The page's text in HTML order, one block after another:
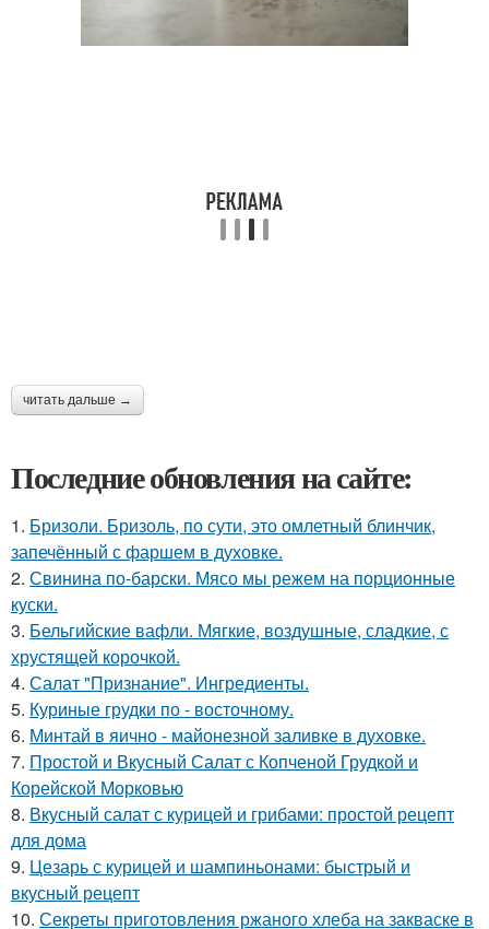
читать дальше →
Последние обновления на сайте:
1. Бризоли. Бризоль, по сути, это омлетный блинчик,
запечённый с фаршем в духовке.
2. Свинина по-барски. Мясо мы режем на порционные
куски.
3. Бельгийские вафли. Мягкие, воздушные, сладкие, с
хрустящей корочкой.
4. Салат "Признание". Ингредиенты.
5. Куриные грудки по - восточному.
6. Минтай в яично - майонезной заливке в духовке.
7. Простой и Вкусный Салат с Копченой Грудкой и
Корейской Морковью
8. Вкусный салат с курицей и грибами: простой рецепт
для дома
9. Цезарь с курицей и шампиньонами: быстрый и
вкусный рецепт
10. Секреты приготовления ржаного хлеба на закваске в